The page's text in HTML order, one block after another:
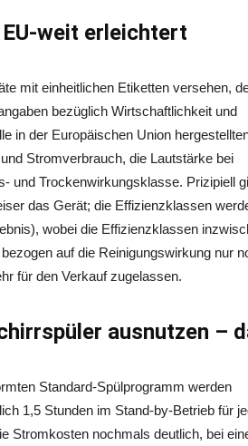
weit erleichtert
mit einheitlichen Etiketten versehen,
bezüglich Wirtschaftlichkeit und
in der Europäischen Union
Stromverbrauch, die Lautstärke bei
und Trockenwirkungsklasse. Prizipiell
das Gerät; die Effizienzklassen
wobei die Effizienzklassen
auf die Reinigungswirkung nur
für den Verkauf zugelassen.
ausnutzen –
Standard-Spülprogramm werden
1,5 Stunden im Stand-by-Betrieb für
Stromkosten nochmals deutlich, bei